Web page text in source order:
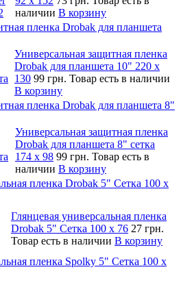
наличии В корзину
пленка Drobak для планшета
Универсальная защитная пленка
Drobak для планшета 10" 220 x
130 99 грн. Товар есть в наличии
В корзину
пленка Drobak для планшета 8"
Универсальная защитная пленка
Drobak для планшета 8" сетка
174 x 98 99 грн. Товар есть в
наличии В корзину
пленка Drobak 5" Сетка 100 x
Глянцевая универсальная пленка
Drobak 5" Сетка 100 x 76 27 грн.
Товар есть в наличии В корзину
пленка Spolky 5" Сетка 100 x